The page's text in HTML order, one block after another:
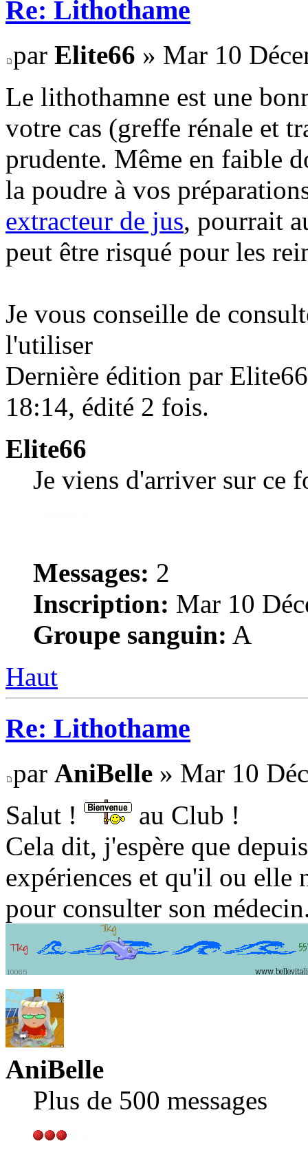
Re: Lithothame
par Elite66 » Mar 10
Le lithothamne est une
votre cas (greffe rénale et
prudente. Même en faible
la poudre à vos
extracteur de jus, pourrait
peut être risqué pour les
Je vous conseille de
l'utiliser
Dernière édition par
18:14, édité 2 fois.
Elite66
Je viens d'arriver sur ce
Messages: 2
Inscription: Mar 10
Groupe sanguin: A
Haut
Re: Lithothame
par AniBelle » Mar 10
Salut !
au Club !
Cela dit, j'espère que
expériences et qu'il ou elle
pour consulter son
AniBelle
Plus de 500 messages